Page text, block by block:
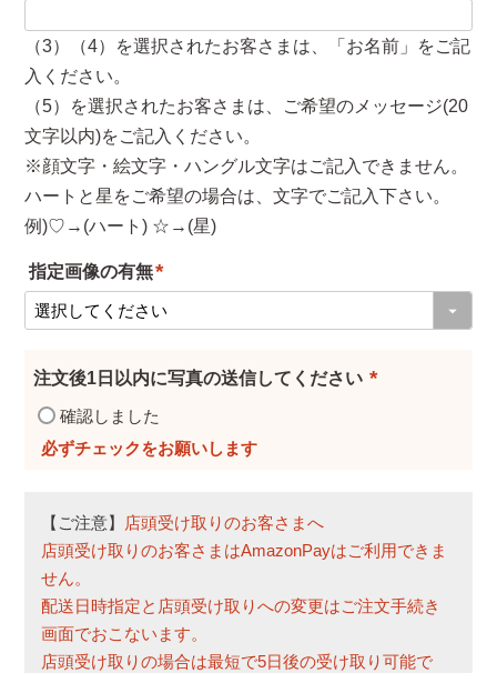
（3）（4）を選択されたお客さまは、「お名前」をご記
入ください。
（5）を選択されたお客さまは、ご希望のメッセージ(20
文字以内)をご記入ください。
※顔文字・絵文字・ハングル文字はご記入できません。
ハートと星をご希望の場合は、文字でご記入下さい。
例)♡→(ハート) ☆→(星)
指定画像の有無
必
須
注文後1日以内に写真の送信してください
確認しました
【ご注意】 店頭受け取りのお客さまへ
店頭受け取りのお客さまはAmazonPayはご利用できま
せん。
配送日時指定と店頭受け取りへの変更はご注文手続き
画面でおこないます。
店頭受け取りの場合は最短で5日後の受け取り可能で